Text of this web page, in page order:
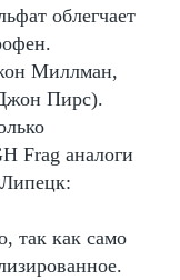
облегчает
Миллман,
Пирс).
Frag аналоги
так как само